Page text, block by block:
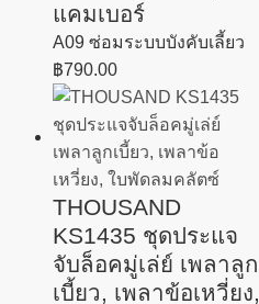
แคมเบอร์
A09 ซ่อมระบบบังคับเลี้ยว
฿790.00
THOUSAND
KS1435 ชุดประแจ
จับล็อคมู่เล่ย์ เพลาลูก
เบี้ยว, เพลาข้อเหวี่ยง,